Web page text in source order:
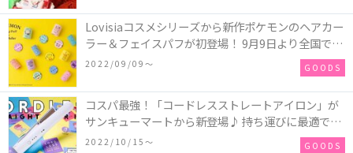
Lovisiaコスメシリーズから新作ポケモンのヘアカー
ラー＆フェイスパフが初登場！ 9月9日より全国で販
売開始♪
2022/09/09〜 GOODS
コスパ最強！「コードレスストレートアイロン」が
サンキューマートから新登場♪ 持ち運びに最適でど
こでも簡単にヘアセットが叶う！
2022/10/15〜 GOODS